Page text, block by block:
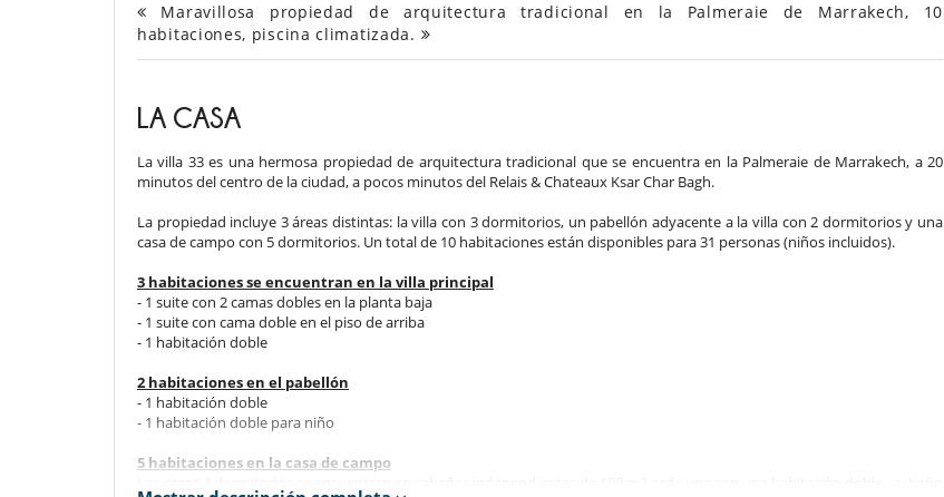
Maravillosa propiedad de arquitectura tradicional en la Palmeraie de Marrakech, 10
habitaciones, piscina climatizada.
LA CASA
La villa 33 es una hermosa propiedad de arquitectura tradicional que se encuentra en la Palmeraie de Marrakech, a 20
minutos del centro de la ciudad, a pocos minutos del Relais & Chateaux Ksar Char Bagh.
La propiedad incluye 3 áreas distintas: la villa con 3 dormitorios, un pabellón adyacente a la villa con 2 dormitorios y una
casa de campo con 5 dormitorios. Un total de 10 habitaciones están disponibles para 31 personas (niños incluidos).
3 habitaciones se encuentran en la villa principal
- 1 suite con 2 camas dobles en la planta baja
- 1 suite con cama doble en el piso de arriba
- 1 habitación doble
2 habitaciones en el pabellón
- 1 habitación doble
- 1 habitación doble para niño
5 habitaciones en la casa de campo